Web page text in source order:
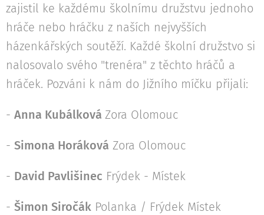
zajistil ke každému školnímu družstvu jednoho
hráče nebo hráčku z naších nejvyšších
házenkářských soutěží. Každé školní družstvo si
nalosovalo svého "trenéra" z těchto hráčů a
hráček. Pozváni k nám do Jižního míčku přijali:
- Anna Kubálková Zora Olomouc
- Simona Horáková Zora Olomouc
- David Pavlišinec Frýdek - Místek
- Šimon Siročák Polanka / Frýdek Místek